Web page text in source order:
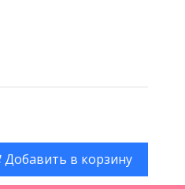
Добавить в корзину